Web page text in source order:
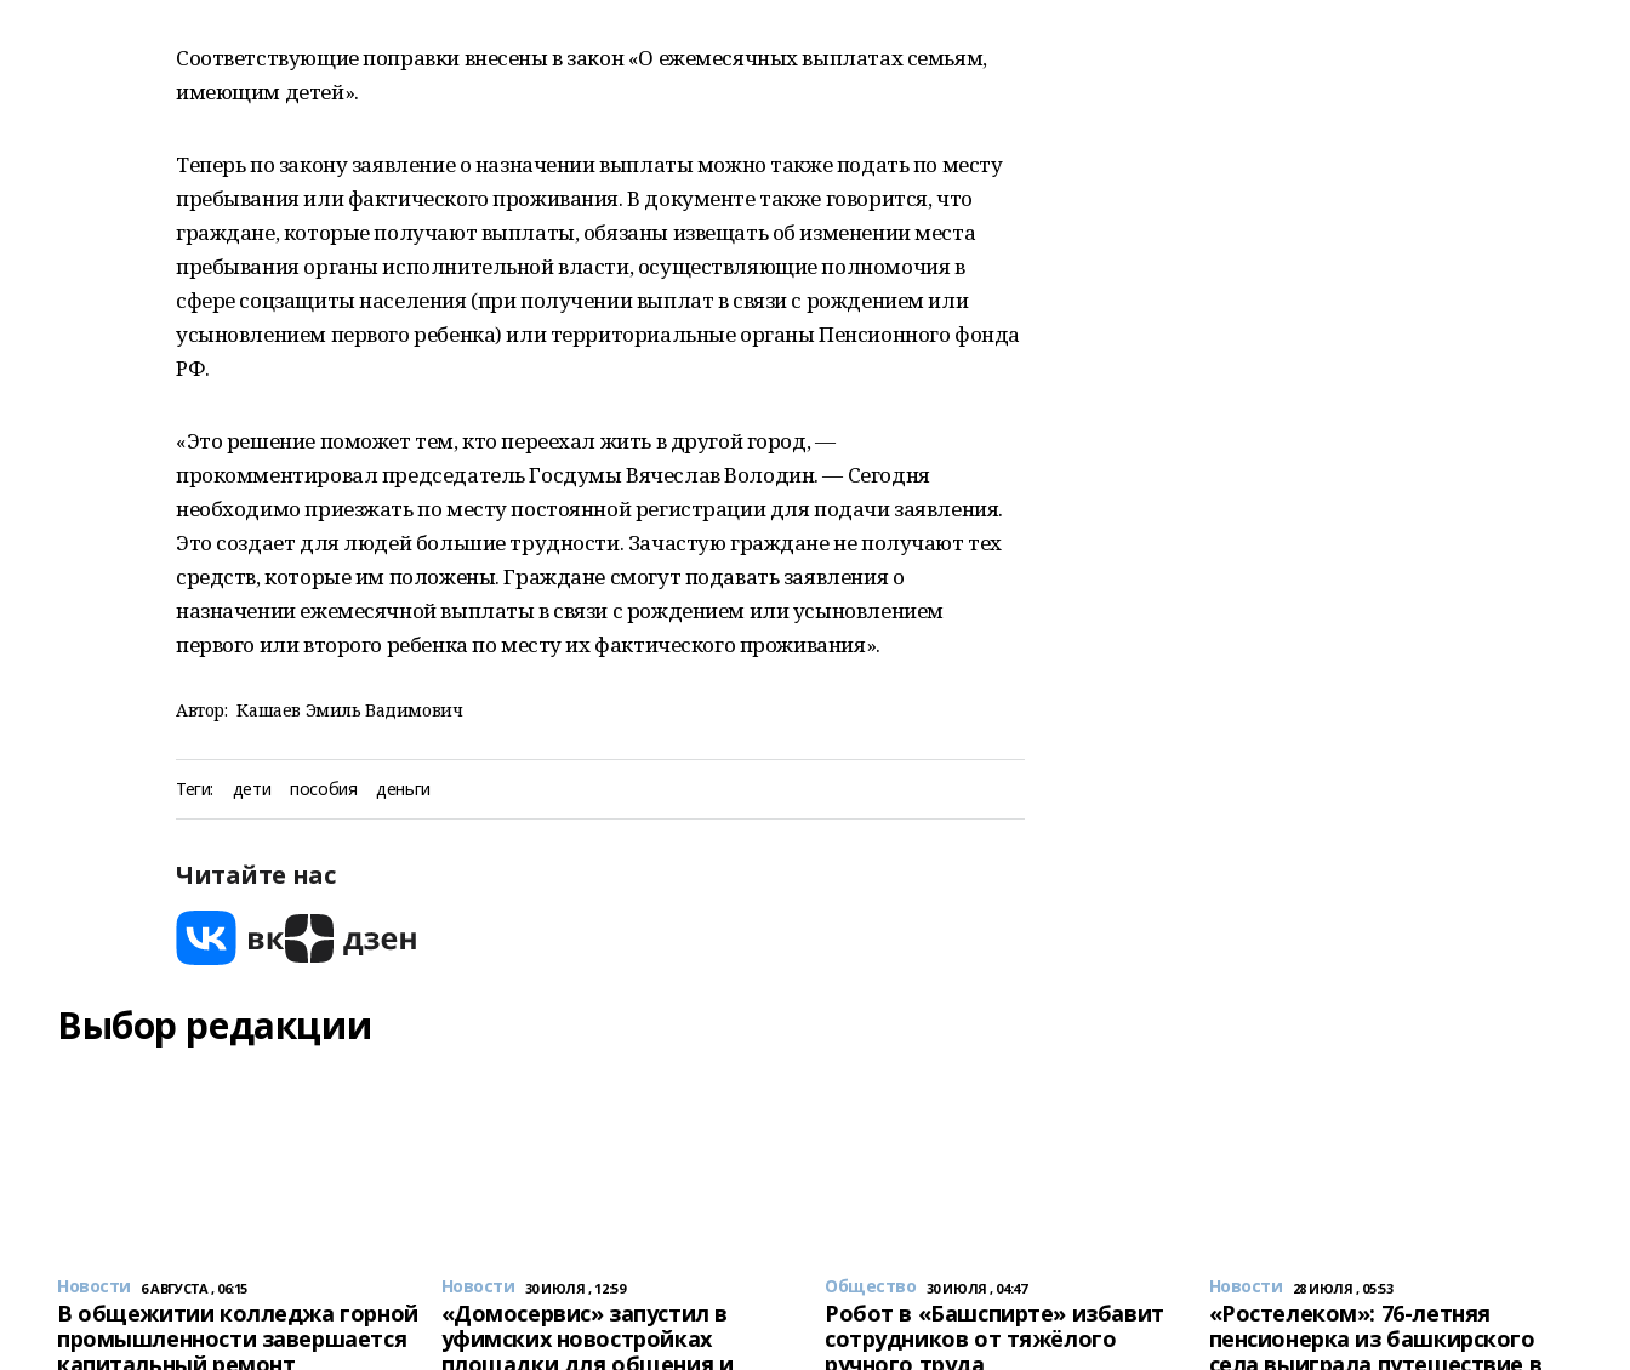
Соответствующие поправки внесены в закон «О ежемесячных выплатах семьям,
имеющим детей».
Теперь по закону заявление о назначении выплаты можно также подать по месту
пребывания или фактического проживания. В документе также говорится, что
граждане, которые получают выплаты, обязаны извещать об изменении места
пребывания органы исполнительной власти, осуществляющие полномочия в
сфере соцзащиты населения (при получении выплат в связи с рождением или
усыновлением первого ребенка) или территориальные органы Пенсионного фонда
РФ.
«Это решение поможет тем, кто переехал жить в другой город, —
прокомментировал председатель Госдумы Вячеслав Володин. — Сегодня
необходимо приезжать по месту постоянной регистрации для подачи заявления.
Это создает для людей большие трудности. Зачастую граждане не получают тех
средств, которые им положены. Граждане смогут подавать заявления о
назначении ежемесячной выплаты в связи с рождением или усыновлением
первого или второго ребенка по месту их фактического проживания».
Автор: Кашаев Эмиль Вадимович
Теги: дети пособия деньги
Читайте нас
Выбор редакции
Новости 6 АВГУСТА , 06:15
В общежитии колледжа горной
промышленности завершается
капитальный ремонт
Новости 30 ИЮЛЯ , 12:59
«Домосервис» запустил в
уфимских новостройках
площадки для общения и
Общество 30 ИЮЛЯ , 04:47
Робот в «Башспирте» избавит
сотрудников от тяжёлого
ручного труда
Новости 28 ИЮЛЯ , 05:53
«Ростелеком»: 76-летняя
пенсионерка из башкирского
села выиграла путешествие в